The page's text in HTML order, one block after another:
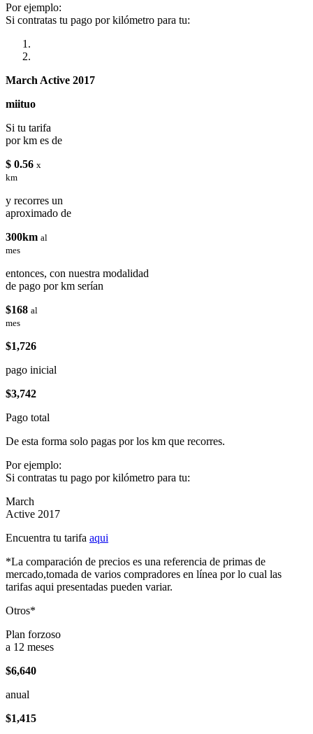
Por ejemplo:
Si contratas tu pago por kilómetro para tu:
March Active 2017
miituo
Si tu tarifa
por km es de
$ 0.56 x
km
y recorres un
aproximado de
300km al
mes
entonces, con nuestra modalidad
de pago por km serían
$168 al
mes
$1,726
pago inicial
$3,742
Pago total
De esta forma solo pagas por los km que recorres.
Por ejemplo:
Si contratas tu pago por kilómetro para tu:
March
Active 2017
Encuentra tu tarifa aqui
*La comparación de precios es una referencia de primas de
mercado,tomada de varios compradores en línea por lo cual las
tarifas aqui presentadas pueden variar.
Otros*
Plan forzoso
a 12 meses
$6,640
anual
$1,415